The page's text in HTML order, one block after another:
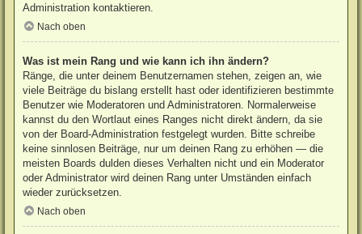
Administration kontaktieren.
Nach oben
Was ist mein Rang und wie kann ich ihn ändern?
Ränge, die unter deinem Benutzernamen stehen, zeigen an, wie
viele Beiträge du bislang erstellt hast oder identifizieren bestimmte
Benutzer wie Moderatoren und Administratoren. Normalerweise
kannst du den Wortlaut eines Ranges nicht direkt ändern, da sie
von der Board-Administration festgelegt wurden. Bitte schreibe
keine sinnlosen Beiträge, nur um deinen Rang zu erhöhen — die
meisten Boards dulden dieses Verhalten nicht und ein Moderator
oder Administrator wird deinen Rang unter Umständen einfach
wieder zurücksetzen.
Nach oben